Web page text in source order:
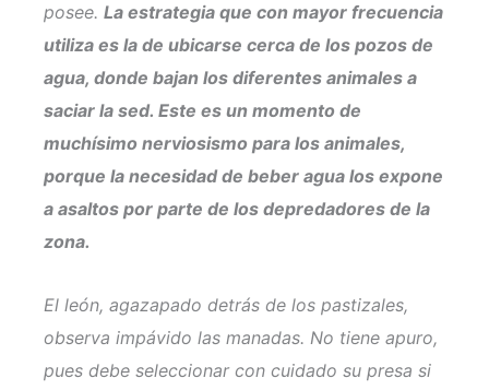
posee. La estrategia que con mayor frecuencia
utiliza es la de ubicarse cerca de los pozos de
agua, donde bajan los diferentes animales a
saciar la sed. Este es un momento de
muchísimo nerviosismo para los animales,
porque la necesidad de beber agua los expone
a asaltos por parte de los depredadores de la
zona.
El león, agazapado detrás de los pastizales,
observa impávido las manadas. No tiene apuro,
pues debe seleccionar con cuidado su presa si